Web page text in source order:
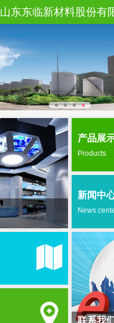
山东东临新材料股份有
产品展
Products
新闻中
News
联系我